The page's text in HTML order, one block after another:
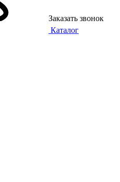
Заказать звонок
Каталог